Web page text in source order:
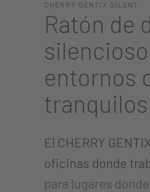
CHERRY GENTIX SILENT
Ratón de
entornos
tranquilos
El CHERRY
oficinas donde
para lugares